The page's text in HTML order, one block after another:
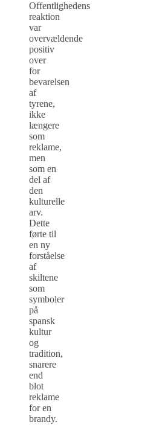
Offentlighedens
reaktion
var
overvældende
positiv
over
for
bevarelsen
af
tyrene,
ikke
længere
som
reklame,
men
som en
del af
den
kulturelle
arv.
Dette
førte til
en ny
forståelse
af
skiltene
som
symboler
på
spansk
kultur
og
tradition,
snarere
end
blot
reklame
for en
brandy.